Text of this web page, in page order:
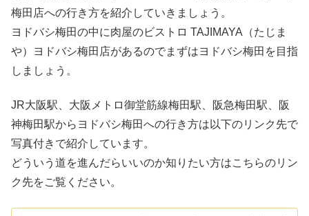
梅田店への行き方を紹介していきましょう。
ヨドバシ梅田の中に肉屋のビストロ TAJIMAYA（たじま
や）ヨドバシ梅田店があるのでまずはヨドバシ梅田を目指
しましょう。
JR大阪駅、大阪メトロ御堂筋線梅田駅、阪急梅田駅、阪
神梅田駅からヨドバシ梅田への行き方は以下のリンク先で
写真付きで紹介しています。
どういう道を進んだらいいのか知りたい方はこちらのリン
ク先をご覧ください。